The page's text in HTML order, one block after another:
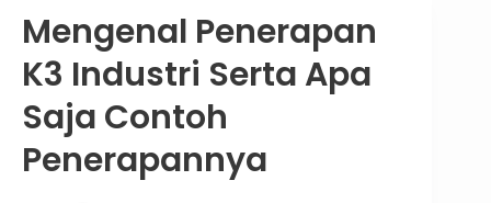
Mengenal Penerapan
K3 Industri Serta Apa
Saja Contoh
Penerapannya